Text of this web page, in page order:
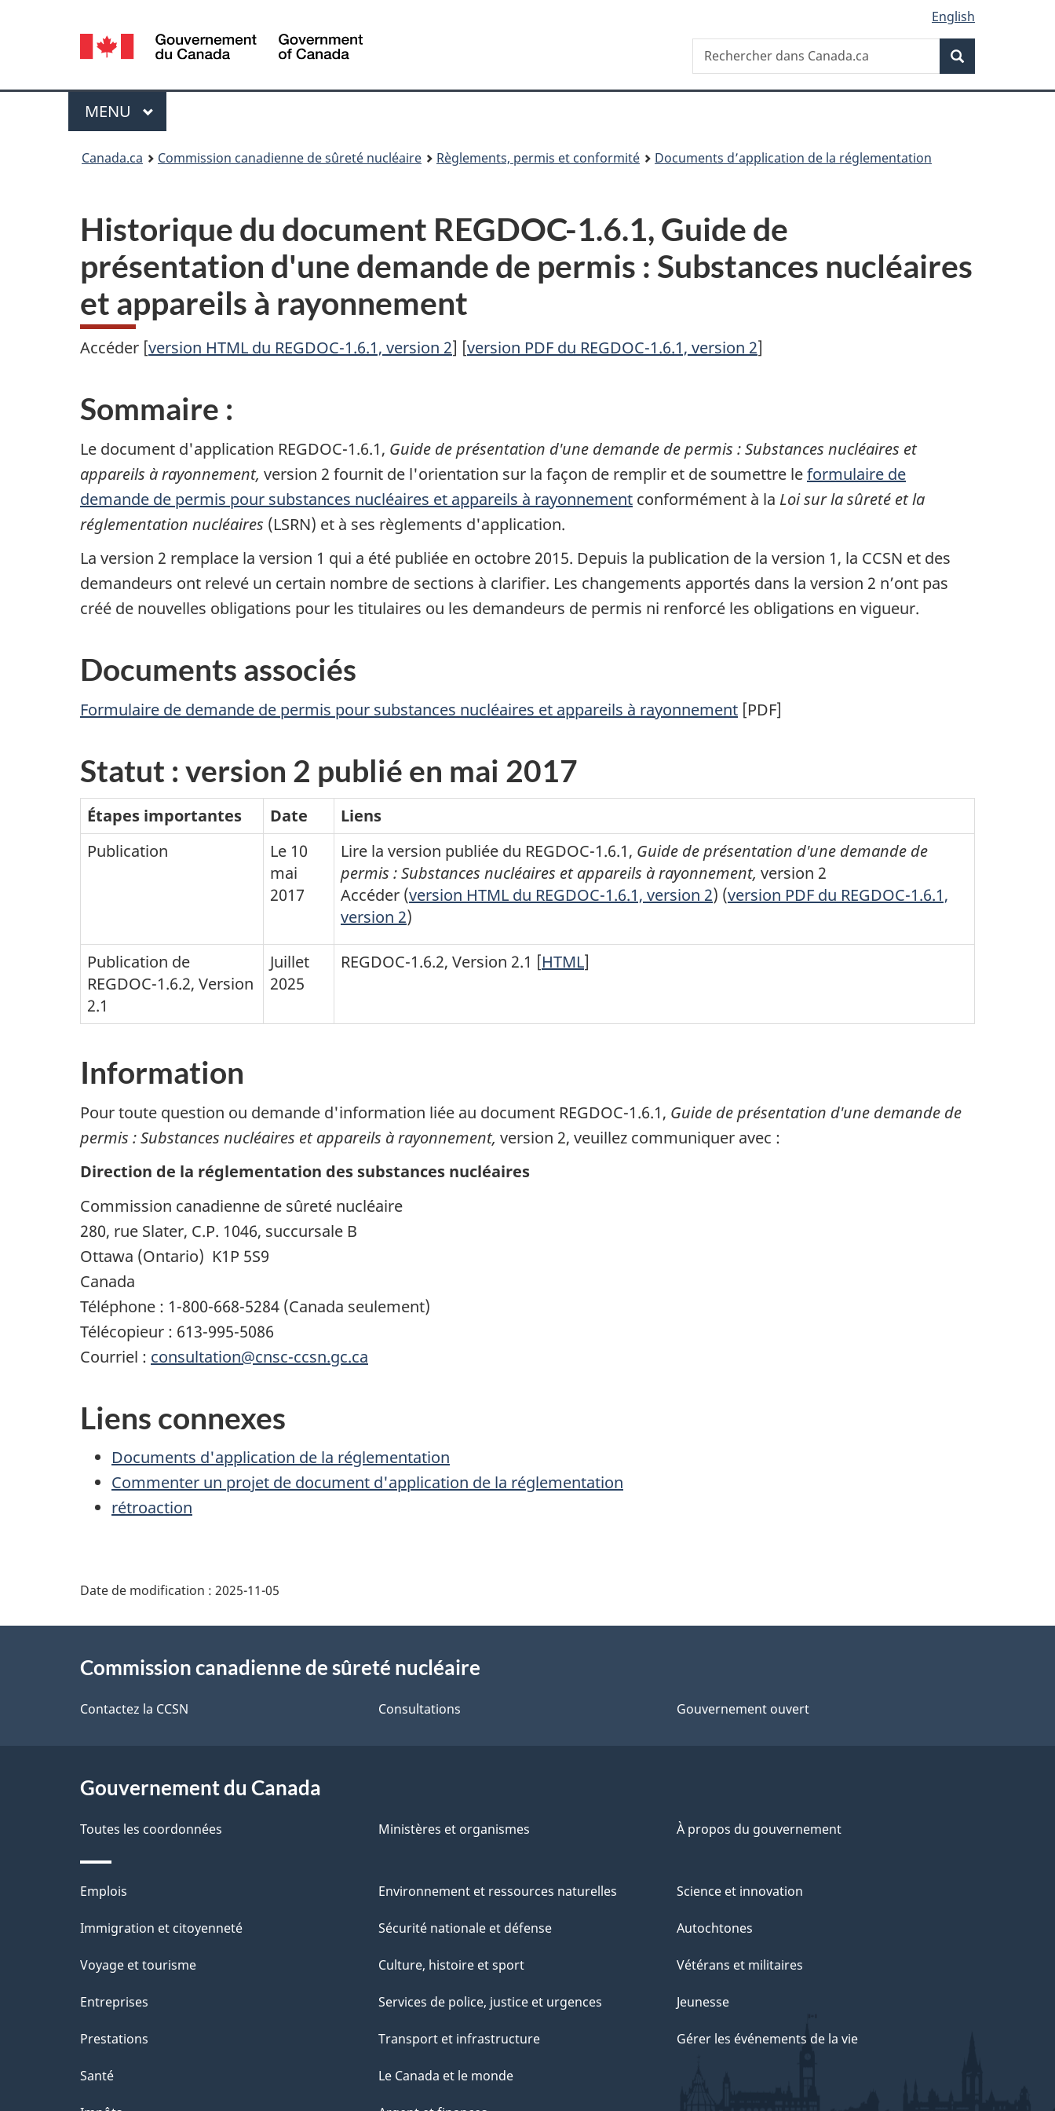
de
Sélection
de
la
langue
English
Canada
Recherche
Rechercher
dans
Menu
MENU PRINCIPAL
Canada.ca Commission canadienne de sûreté nucléaire Règlements, permis et conformité Documents d’application de la réglementation
Historique du document REGDOC-1.6.1, Guide de
présentation d'une demande de permis : Substances nucléaires
et appareils à rayonnement
Accéder [version HTML du REGDOC-1.6.1, version 2] [version PDF du REGDOC-1.6.1, version 2]
Sommaire :
Le document d'application REGDOC-1.6.1, Guide de présentation d'une demande de permis : Substances nucléaires et
appareils à rayonnement, version 2 fournit de l'orientation sur la façon de remplir et de soumettre leformulaire de
demande de permis pour substances nucléaires et appareils à rayonnement conformément à la Loi sur la sûreté et la
réglementation nucléaires (LSRN) et à ses règlements d'application.
La version 2 remplace la version 1 qui a été publiée en octobre 2015. Depuis la publication de la version 1, la CCSN et des
demandeurs ont relevé un certain nombre de sections à clarifier. Les changements apportés dans la version 2 n’ont pas
créé de nouvelles obligations pour les titulaires ou les demandeurs de permis ni renforcé les obligations en vigueur.
Documents associés
Formulaire de demande de permis pour substances nucléaires et appareils à rayonnement [PDF]
Statut : version 2 publié en mai 2017
Étapes importantes Date
Liens
Publication
Le 10
mai
2017
Lire la version publiée du REGDOC-1.6.1, Guide de présentation d'une demande de
permis : Substances nucléaires et appareils à rayonnement, version 2
Accéder (version HTML du REGDOC-1.6.1, version 2) (version PDF du REGDOC-1.6.1,
version 2)
Publication de
REGDOC-1.6.2, Version
2.1
Juillet
2025
REGDOC-1.6.2, Version 2.1 [HTML]
Information
Pour toute question ou demande d'information liée au document REGDOC-1.6.1, Guide de présentation d'une demande de
permis : Substances nucléaires et appareils à rayonnement, version 2, veuillez communiquer avec :
Direction de la réglementation des substances nucléaires
Commission canadienne de sûreté nucléaire
280, rue Slater, C.P. 1046, succursale B
Ottawa (Ontario) K1P 5S9
Canada
Téléphone : 1-800-668-5284 (Canada seulement)
Télécopieur : 613-995-5086
Courriel : consultation@cnsc-ccsn.gc.ca
Liens connexes
Documents d'application de la réglementation
Commenter un projet de document d'application de la réglementation
rétroaction
a
i
s
d
e
l
a
p
a
g
e
Date de modification : 2025-11-05
proposCommission canadienne de sûreté nucléaire
Contactez la CCSN Consultations Gouvernement ouvert
Gouvernement du Canada
Toutes les coordonnées Ministères et organismes À propos du gouvernement
Thèmes
et
Emplois
Immigration et citoyenneté
Voyage et tourisme
Entreprises
Prestations
Santé
Environnement et ressources naturelles
Sécurité nationale et défense
Culture, histoire et sport
Services de police, justice et urgences
Transport et infrastructure
Le Canada et le monde
Science et innovation
Autochtones
Vétérans et militaires
Jeunesse
Gérer les événements de la vie